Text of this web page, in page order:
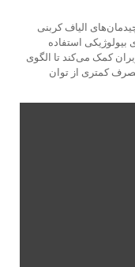
الیاف کربنی
استفاده
کمک می‌کند تا الگوی
کمتری از توان